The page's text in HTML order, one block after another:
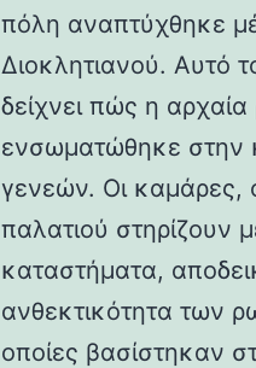
πόλη αναπτύχθηκε
Διοκλητιανού. Αυτό
δείχνει πώς η
ενσωματώθηκε στην
γενεών. Οι καμάρες,
παλατιού στηρίζουν
καταστήματα,
ανθεκτικότητα των
οποίες βασίστηκαν